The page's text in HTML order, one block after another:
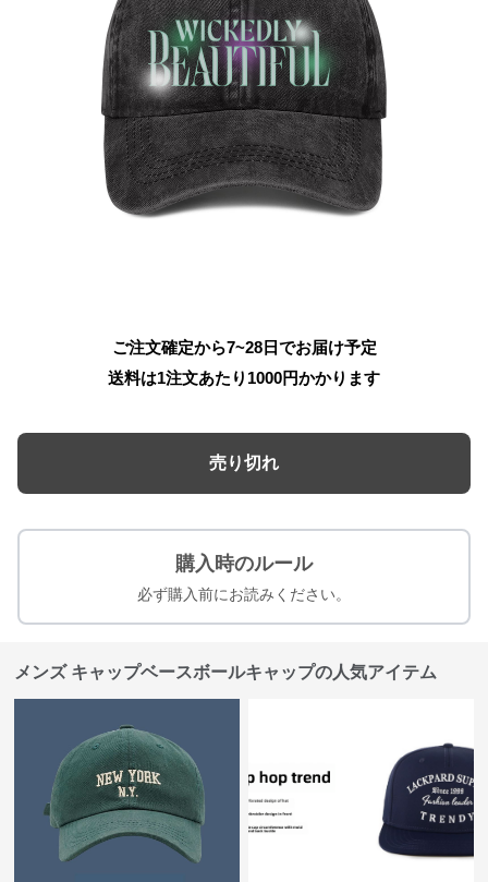
ご注文確定から7~28日でお届け予定
送料は1注文あたり 1000円かかります
売り切れ
購入時のルール
必ず購入前にお読みください。
メンズ キャップベースボールキャップの人気アイテム